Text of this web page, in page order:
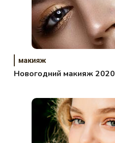
макияж
Новогодний макияж 2020